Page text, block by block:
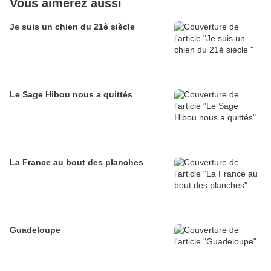
Vous aimerez aussi
Je suis un chien du 21è siècle
Le Sage Hibou nous a quittés
La France au bout des planches
Guadeloupe